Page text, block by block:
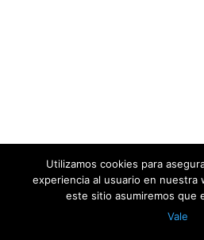
Utilizamos cookies para
experiencia al usuario en nuestra
este sitio asumiremos que
Vale